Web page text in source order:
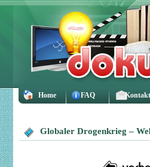
Home FAQ Kontakt
Globaler Drogenkrieg –